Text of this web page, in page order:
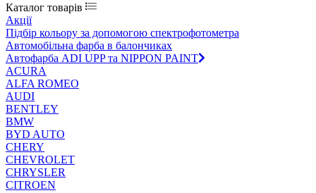
Каталог товарів
Акції
Підбір кольору за допомогою спектрофотометра
Автомобільна фарба в балончиках
Автофарба ADI UPP та NIPPON PAINT
ACURA
ALFA ROMEO
AUDI
BENTLEY
BMW
BYD AUTO
CHERY
CHEVROLET
CHRYSLER
CITROEN